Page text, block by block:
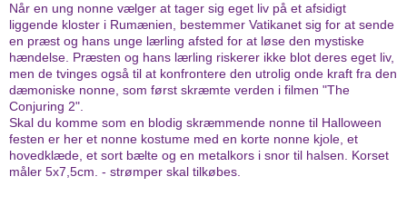
Når en ung nonne vælger at tager sig eget liv på et afsidigt
liggende kloster i Rumænien, bestemmer Vatikanet sig for at sende
en præst og hans unge lærling afsted for at løse den mystiske
hændelse. Præsten og hans lærling riskerer ikke blot deres eget liv,
men de tvinges også til at konfrontere den utrolig onde kraft fra den
dæmoniske nonne, som først skræmte verden i filmen "The
Conjuring 2".
Skal du komme som en blodig skræmmende nonne til Halloween
festen er her et nonne kostume med en korte nonne kjole, et
hovedklæde, et sort bælte og en metalkors i snor til halsen. Korset
måler 5x7,5cm. - strømper skal tilkøbes.